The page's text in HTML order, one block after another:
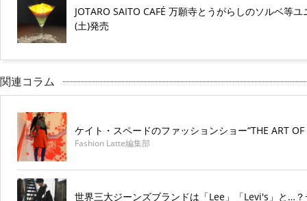
JOTARO SAITO CAFÉ 万願寺とうがらしのソルベ等
(土)発売
関連コラム
ケイト・スペードのファッションショー“THE ART
Fashion Latte編集部
世界三大ジーンズブランドは「Lee」「Levi's」と…